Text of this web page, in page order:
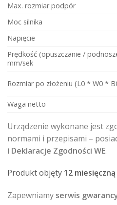
Max. rozmiar podpór
Moc silnika
Napięcie
Prędkość (opuszczanie /
mm/sek
Rozmiar po złożeniu (L0 * W0 *
Waga netto
Urządzenie wykonane jest
normami i przepisami –
i Deklaracje Zgodności WE.
Produkt objęty 12 miesięczną
Zapewniamy serwis